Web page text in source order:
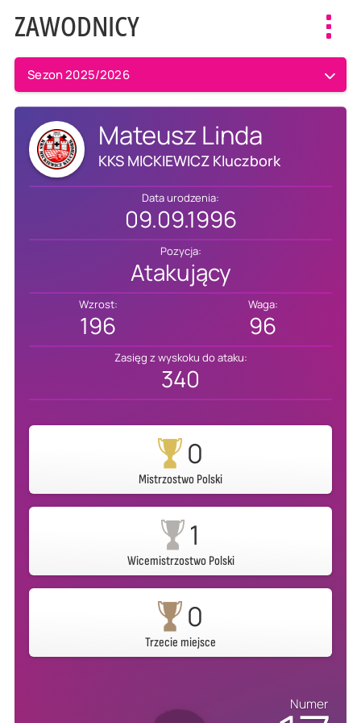
ZAWODNICY
Sezon 2025/2026
Mateusz Linda
KKS MICKIEWICZ Kluczbork
Data urodzenia:
09.09.1996
Pozycja:
Atakujący
Wzrost:
196
Waga:
96
Zasięg z wyskoku do ataku:
340
0
Mistrzostwo Polski
1
Wicemistrzostwo Polski
0
Trzecie miejsce
Numer